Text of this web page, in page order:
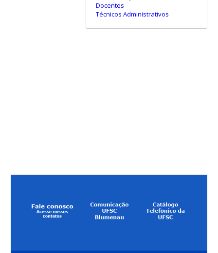
Docentes
Técnicos Administrativos